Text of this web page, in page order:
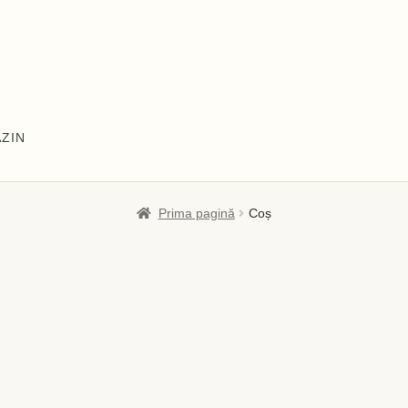
meu Coș Despre Despre noi OLD Home Home Informaţii
Prima pagină Coș